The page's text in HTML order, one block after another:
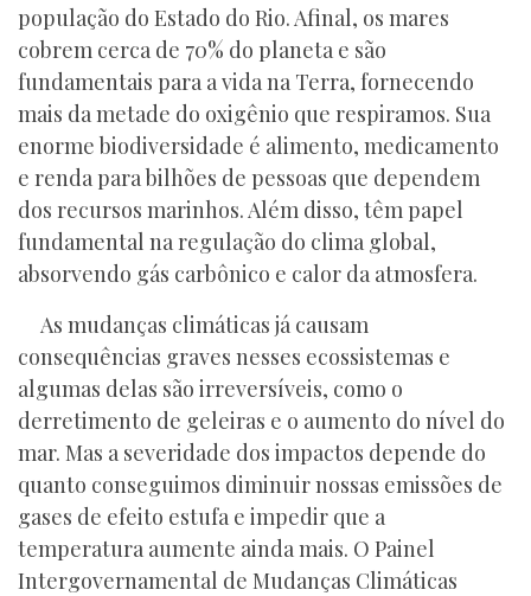
população do Estado do Rio. Afinal, os mares
cobrem cerca de 70% do planeta e são
fundamentais para a vida na Terra, fornecendo
mais da metade do oxigênio que respiramos. Sua
enorme biodiversidade é alimento, medicamento
e renda para bilhões de pessoas que dependem
dos recursos marinhos. Além disso, têm papel
fundamental na regulação do clima global,
absorvendo gás carbônico e calor da atmosfera.
As mudanças climáticas já causam
consequências graves nesses ecossistemas e
algumas delas são irreversíveis, como o
derretimento de geleiras e o aumento do nível do
mar. Mas a severidade dos impactos depende do
quanto conseguimos diminuir nossas emissões de
gases de efeito estufa e impedir que a
temperatura aumente ainda mais. O Painel
Intergovernamental de Mudanças Climáticas